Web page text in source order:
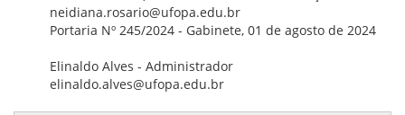
neidiana.rosario@ufopa.edu.br
Portaria Nº 245/2024 - Gabinete, 01 de agosto de 2024
Elinaldo Alves - Administrador
elinaldo.alves@ufopa.edu.br